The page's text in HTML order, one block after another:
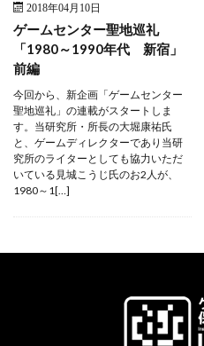
2018年04月10日
ゲームセンター聖地巡礼
「1980～1990年代 新宿」
前編
今回から、新企画「ゲームセンター
聖地巡礼」の連載がスタートしま
す。当研究所・所長の大堀康祐氏
と、ゲームディレクターであり当研
究所のライターとしても協力いただ
いている見城こうじ氏のお2人が、
1980～1[…]